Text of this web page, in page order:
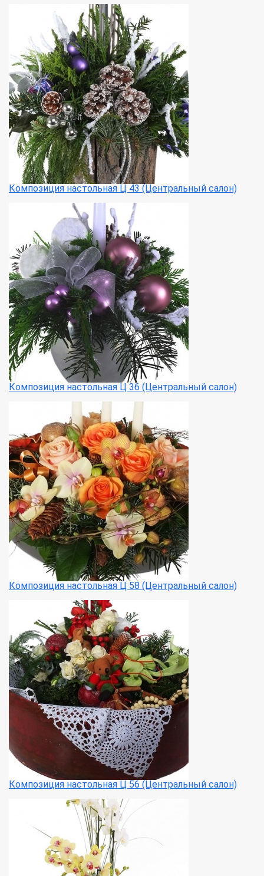
Композиция настольная Ц 43 (Центральный салон)
Композиция настольная Ц 36 (Центральный салон)
Композиция настольная Ц 58 (Центральный салон)
Композиция настольная Ц 56 (Центральный салон)